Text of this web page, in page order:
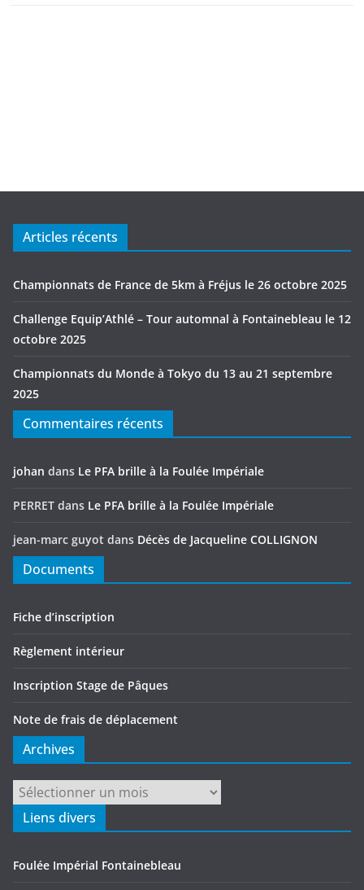
Articles récents
Championnats de France de 5km à Fréjus le 26 octobre 2025
Challenge Equip’Athlé – Tour automnal à Fontainebleau le 12
octobre 2025
Championnats du Monde à Tokyo du 13 au 21 septembre
2025
Commentaires récents
johan dans Le PFA brille à la Foulée Impériale
PERRET dans Le PFA brille à la Foulée Impériale
jean-marc guyot dans Décès de Jacqueline COLLIGNON
Documents
Fiche d’inscription
Règlement intérieur
Inscription Stage de Pâques
Note de frais de déplacement
Archives
Archives
Liens divers
Foulée Impérial Fontainebleau